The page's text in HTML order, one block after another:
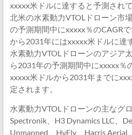
xxxxx米ドルに達すると予測されて
北米の水素動力VTOLドローン市
の予測期間中にxxxxx％のCAGR
から2031年にはxxxxx米ドルに達
水素動力VTOLドローンのアジア
ら2031年の予測期間中にxxxxx％
xxxxx米ドルから2031年までに
定されます。
水素動力VTOLドローンの主なグ
Spectronik、H3 Dynamics LLC、
Unmanned、HyFly、Harris Aerial